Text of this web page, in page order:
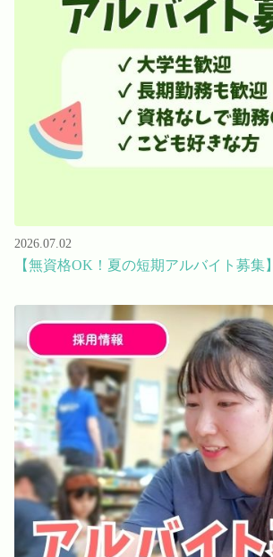
2026.07.02
【無資格OK！夏の短期アルバイト募集】